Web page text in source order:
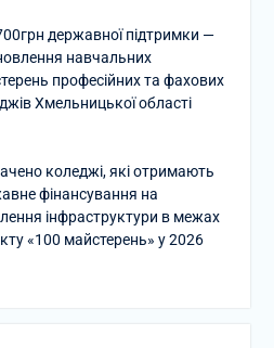
державної підтримки —
навчальних
професійних та фахових
Хмельницької області
коледжі, які отримають
фінансування на
інфраструктури в межах
«100 майстерень» у 2026